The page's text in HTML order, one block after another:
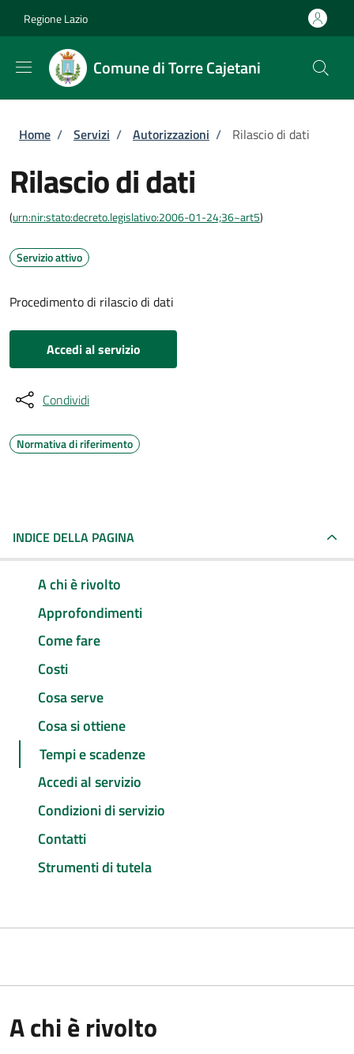
Regione Lazio
Comune di Torre Cajetani
Briciole di pane
Home / Servizi / Autorizzazioni / Rilascio di dati
Rilascio di dati
(urn:nir:stato:decreto.legislativo:2006-01-24;36~art5)
Servizio attivo
Procedimento di rilascio di dati
Accedi al servizio
Condividi
Normativa di riferimento
INDICE DELLA PAGINA
A chi è rivolto
Approfondimenti
Come fare
Costi
Cosa serve
Cosa si ottiene
Tempi e scadenze
Accedi al servizio
Condizioni di servizio
Contatti
Strumenti di tutela
A chi è rivolto